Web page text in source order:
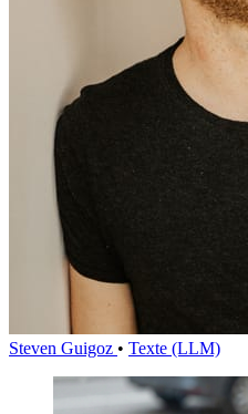
Steven Guigoz • Texte (LLM)